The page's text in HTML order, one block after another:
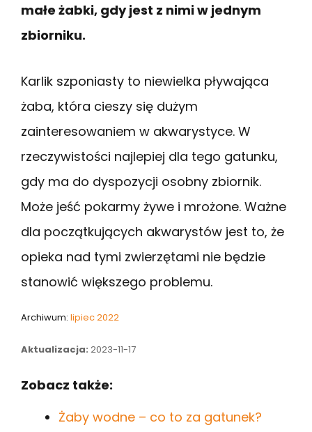
małe żabki, gdy jest z nimi w jednym
zbiorniku.
Karlik szponiasty to niewielka pływająca
żaba, która cieszy się dużym
zainteresowaniem w akwarystyce. W
rzeczywistości najlepiej dla tego gatunku,
gdy ma do dyspozycji osobny zbiornik.
Może jeść pokarmy żywe i mrożone. Ważne
dla początkujących akwarystów jest to, że
opieka nad tymi zwierzętami nie będzie
stanowić większego problemu.
Archiwum: lipiec 2022
Aktualizacja: 2023-11-17
Zobacz także:
Żaby wodne – co to za gatunek?